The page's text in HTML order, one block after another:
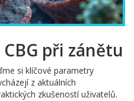
při zánětu
si klíčové parametry
z aktuálních
zkušeností uživatelů.